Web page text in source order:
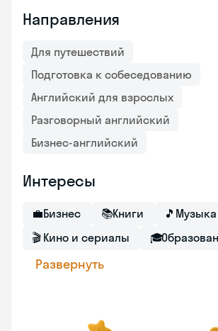
Направления
Для путешествий
Подготовка к собеседованию
Английский для взрослых
Разговорный английский
Бизнес-английский
Интересы
💼Бизнес 📚Книги 🎵 Музыка
🎬 Кино и сериалы 🎓
Развернуть